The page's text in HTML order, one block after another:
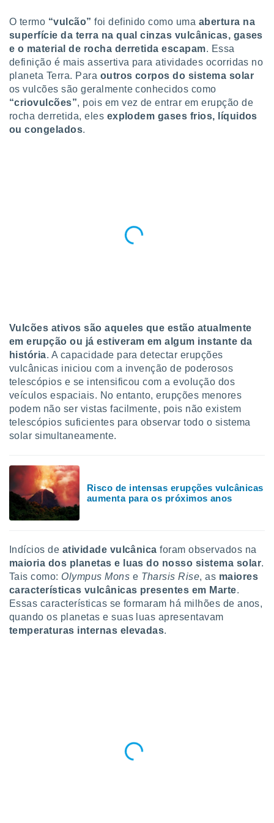
e
com
Pode
na nossa
e
a
Neste
os
a
website,
analisar o
Pode
ao
através
nós e
O termo “vulcão” foi definido como uma abertura na
superfície da terra na qual cinzas vulcânicas, gases
e o material de rocha derretida escapam. Essa
definição é mais assertiva para atividades ocorridas no
planeta Terra. Para outros corpos do sistema solar
os vulcões são geralmente conhecidos como
“criovulcões”, pois em vez de entrar em erupção de
rocha derretida, eles explodem gases frios, líquidos
ou congelados.
Vulcões ativos são aqueles que estão atualmente
em erupção ou já estiveram em algum instante da
história. A capacidade para detectar erupções
vulcânicas iniciou com a invenção de poderosos
telescópios e se intensificou com a evolução dos
veículos espaciais. No entanto, erupções menores
podem não ser vistas facilmente, pois não existem
telescópios suficientes para observar todo o sistema
solar simultaneamente.
Risco de intensas erupções vulcânicas
aumenta para os próximos anos
Indícios de atividade vulcânica foram observados na
maioria dos planetas e luas do nosso sistema solar.
Tais como: Olympus Mons e Tharsis Rise, as maiores
características vulcânicas presentes em Marte.
Essas características se formaram há milhões de anos,
quando os planetas e suas luas apresentavam
temperaturas internas elevadas.